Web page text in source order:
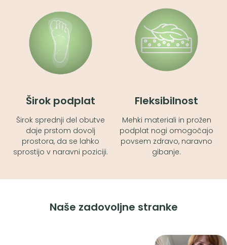
Širok podplat
Širok sprednji del obutve
daje prstom dovolj
prostora, da se lahko
sprostijo v naravni poziciji.
Fleksibilnost
Mehki materiali in prožen
podplat nogi omogočajo
povsem zdravo, naravno
gibanje.
Naše zadovoljne stranke